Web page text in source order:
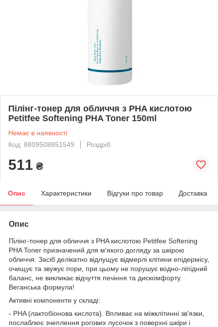
Пілінг-тонер для обличчя з PHA кислотою
Petitfee Softening PHA Toner 150ml
Немає в наявності
Код: 8809508851549
Роздріб
511 ₴
Опис Характеристики Відгуки про товар Доставка
Опис
Пілінг-тонер для обличчя з PHA кислотою Petitfee Softening
PHA Toner призначений для м'якого догляду за шкірою
обличчя. Засіб делікатно відлущує відмерлі клітини епідермісу,
очищує та звужує пори, при цьому не порушує водно-ліпідний
баланс, не викликає відчуття печіння та дискомфорту.
Веганська формула!
Активні компоненти у складі:
- PHA (лактобіонова кислота). Впливає на міжклітинні зв'язки,
послаблює зчеплення рогових лусочок з поверхні шкіри і